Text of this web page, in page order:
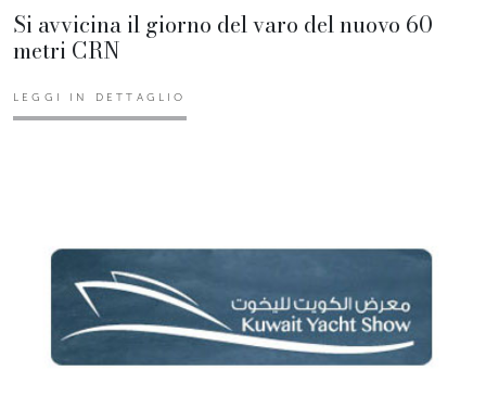
Si avvicina il giorno del varo del nuovo 60
metri CRN
LEGGI IN DETTAGLIO